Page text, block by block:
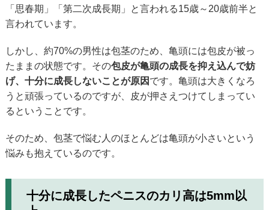
「思春期」「第二次成長期」と言われる15歳～20歳前半と
言われています。
しかし、約70%の男性は包茎のため、亀頭には包皮が被っ
たままの状態です。その包皮が亀頭の成長を抑え込んで妨
げ、十分に成長しないことが原因 です。亀頭は大きくなろ
うと頑張っているのですが、皮が押さえつけてしまってい
るということです。
そのため、包茎で悩む人のほとんどは亀頭が小さいという
悩みも抱えているのです。
十分に成長したペニスのカリ高は5mm以